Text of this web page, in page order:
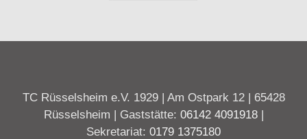
TC Rüsselsheim e.V. 1929 | Am Ostpark 12 | 65428
Rüsselsheim | Gaststätte: 06142 4091918|
Sekretariat: 0179 1375180